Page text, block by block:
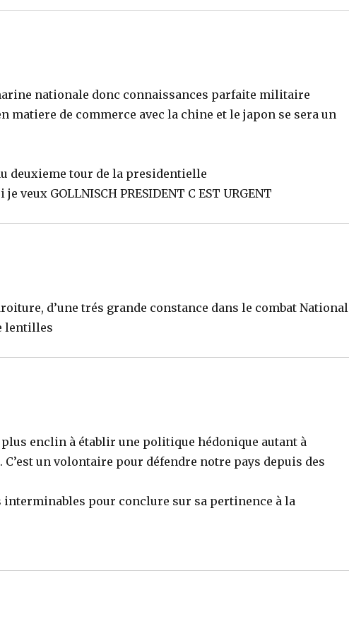
nationale donc connaissances parfaite militaire
matiere de commerce avec la chine et le japon se sera un
deuxieme tour de la presidentielle
GOLLNISCH PRESIDENT C EST URGENT
d’une trés grande constance dans le combat National
lentilles
enclin à établir une politique hédonique autant à
un volontaire pour défendre notre pays depuis des
interminables pour conclure sur sa pertinence à la